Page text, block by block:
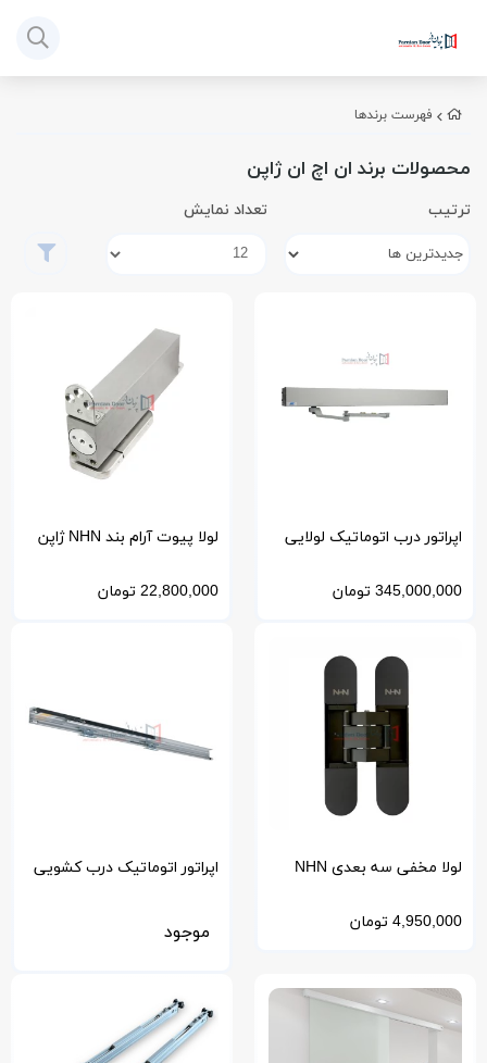
فهرست برندها
محصولات برند ان اچ ان ژاپن
ترتیب تعداد نمایش
اپراتور درب اتوماتیک لولایی
Micom Smart Swing SW800
345,000,000 تومان
لولا پیوت آرام بند NHN ژاپن
مدل سبک PDC
22,800,000 تومان
لولا مخفی سه بعدی NHN
ژاپن
4,950,000 تومان
اپراتور اتوماتیک درب کشویی
موجود